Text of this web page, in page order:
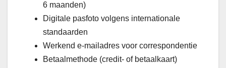
6 maanden)
Digitale pasfoto volgens internationale
standaarden
Werkend e-mailadres voor correspondentie
Betaalmethode (credit- of betaalkaart)